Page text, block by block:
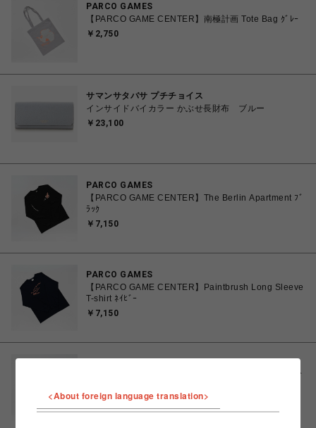
PARCO GAMES
【PARCO GAME CENTER】南極計画 Tote Bag ｸﾞﾚｰ
￥2,750
サマンサタバサ プチチョイス
インサイドバイカラー かぶせ長財布 ブルー
￥23,100
PARCO GAMES
【PARCO GAME CENTER】The Berlin Apartment ﾌﾞ
ﾗｯｸ
￥7,150
PARCO GAMES
【PARCO GAME CENTER】Paintbrush Long Sleeve
T-shirt ﾈｲﾋﾞｰ
￥7,150
￥7,150
<About foreign language translation>